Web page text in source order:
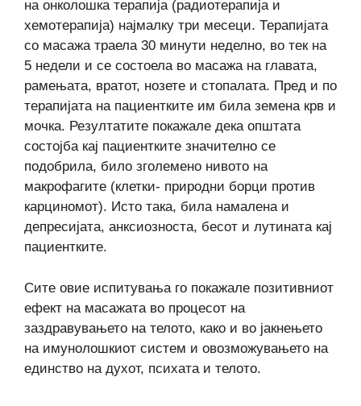
на онколошка терапија (радиотерапија и
хемотерапија) најмалку три месеци. Терапијата
со масажа траела 30 минути неделно, во тек на
5 недели и се состоела во масажа на главата,
рамењата, вратот, нозете и стопалата. Пред и по
терапијата на пациентките им била земена крв и
мочка. Резултатите покажале дека општата
состојба кај пациентките значително се
подобрила, било зголемено нивото на
макрофагите (клетки- природни борци против
карциномот). Исто така, била намалена и
депресијата, анксиозноста, бесот и лутината кај
пациентките.
Сите овие испитувања го покажале позитивниот
ефект на масажата во процесот на
заздравувањето на телото, како и во јакнењето
на имунолошкиот систем и овозможувањето на
единство на духот, психата и телото.